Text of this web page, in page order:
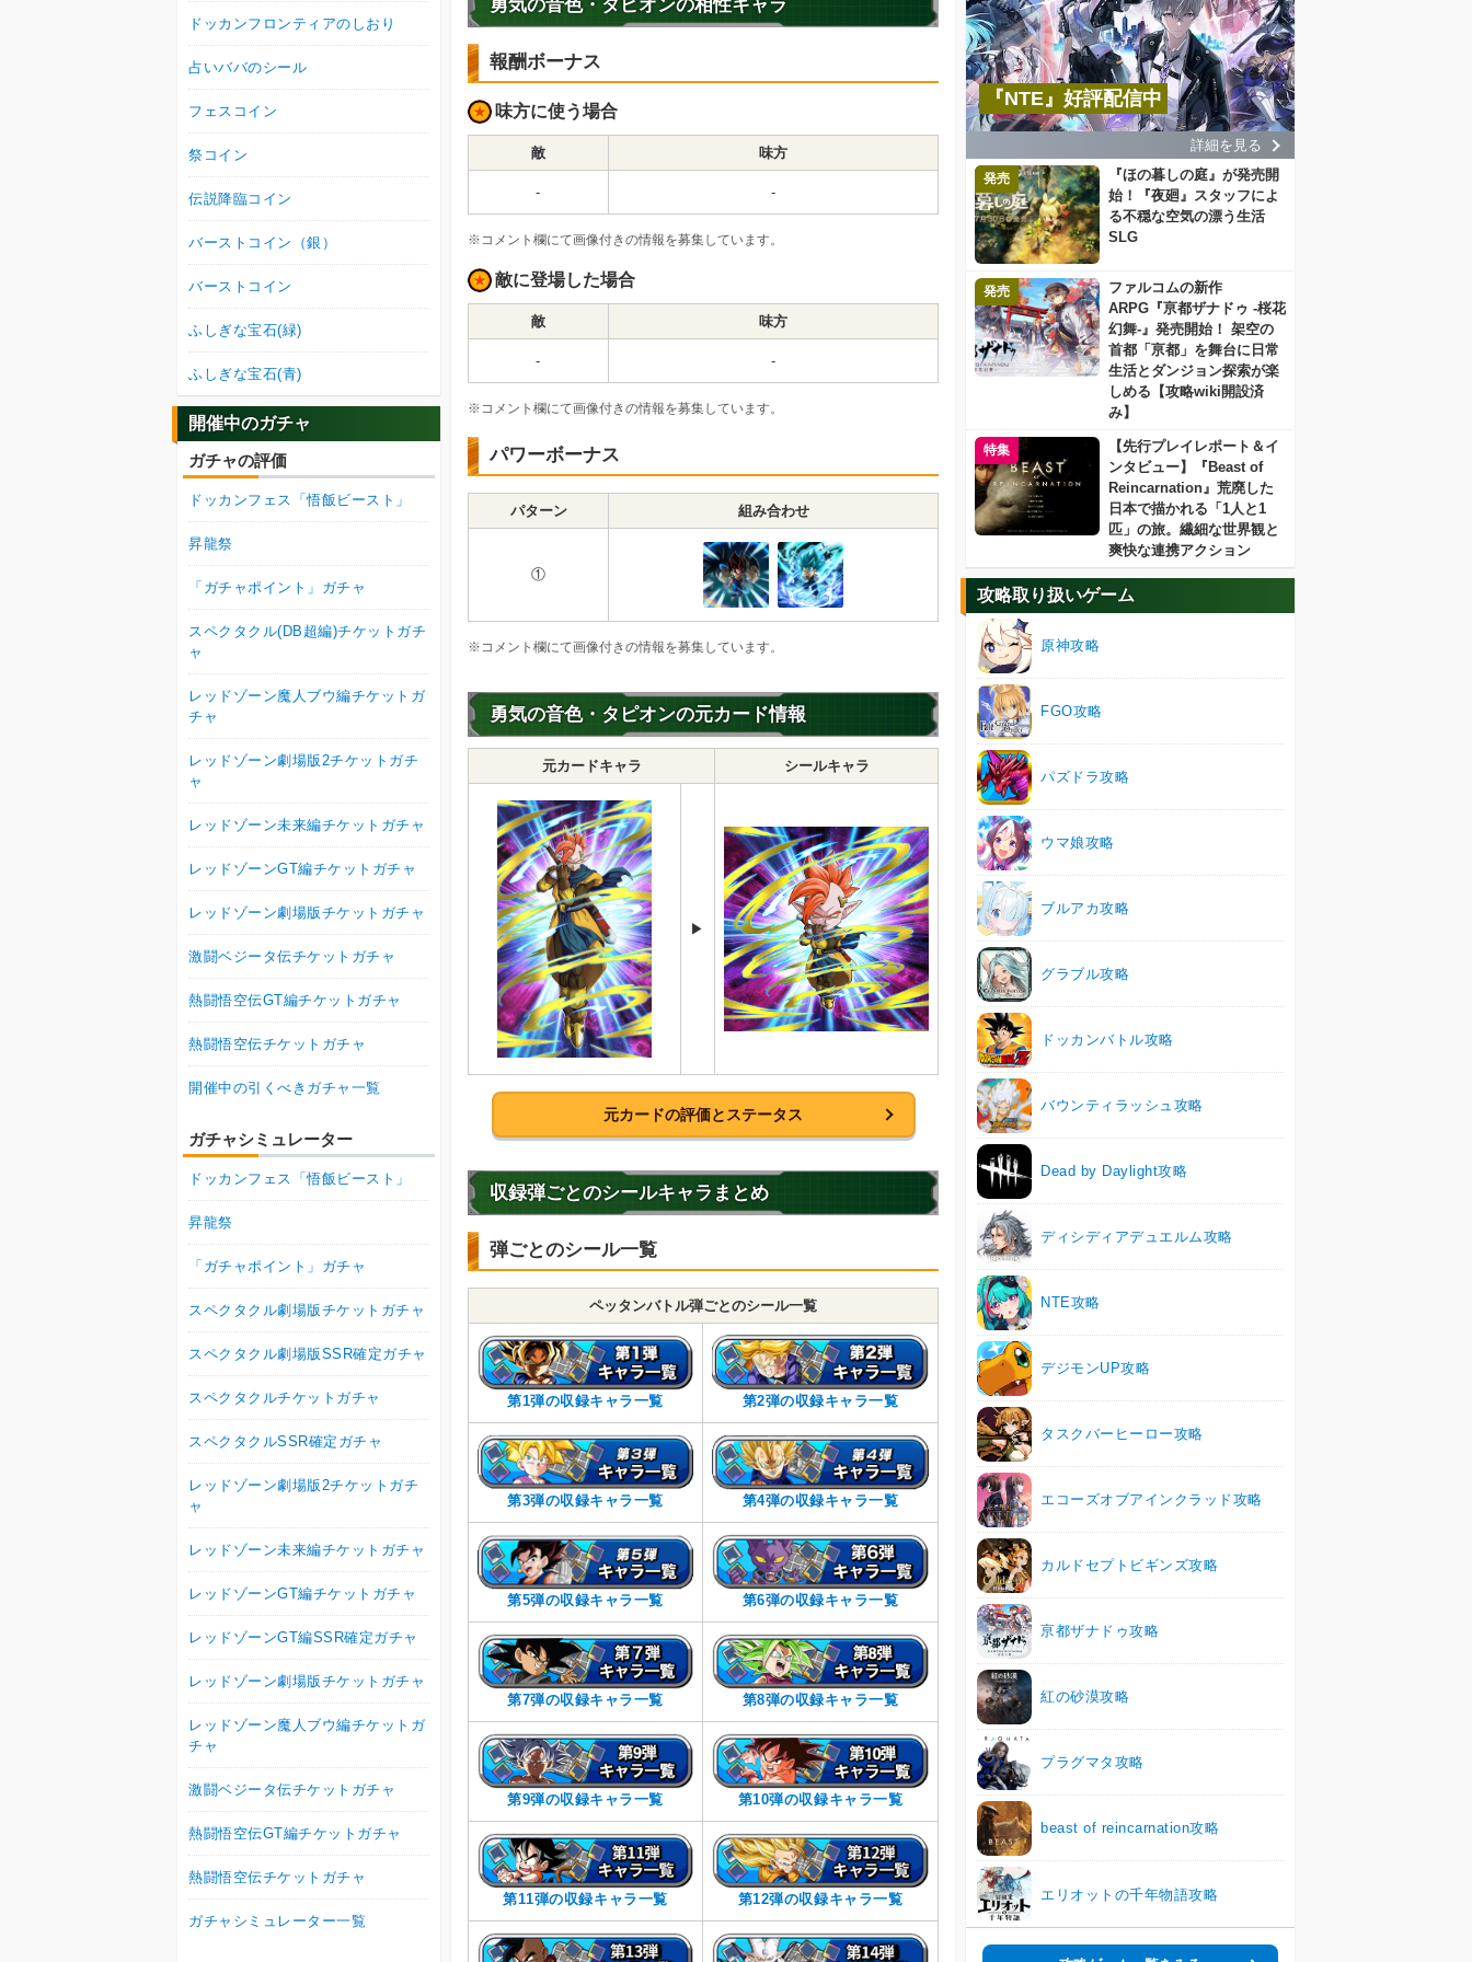
勇気の音色・タピオンの相性キャラ
報酬ボーナス
味方に使う場合
敵 味方
- -
※コメント欄にて画像付きの情報を募集しています。
敵に登場した場合
敵 味方
- -
※コメント欄にて画像付きの情報を募集しています。
パワーボーナス
パターン 組み合わせ
①
※コメント欄にて画像付きの情報を募集しています。
勇気の音色・タピオンの元カード情報
元カードキャラ シールキャラ
▶
元カードの評価とステータス
収録弾ごとのシールキャラまとめ
弾ごとのシール一覧
ペッタンバトル弾ごとのシール一覧
第1弾の収録キャラ一覧 第2弾の収録キャラ一覧
第3弾の収録キャラ一覧 第4弾の収録キャラ一覧
第5弾の収録キャラ一覧 第6弾の収録キャラ一覧
第7弾の収録キャラ一覧 第8弾の収録キャラ一覧
第9弾の収録キャラ一覧 第10弾の収録キャラ一覧
第11弾の収録キャラ一覧 第12弾の収録キャラ一覧
『NTE』好評配信中
詳細を見る
発売
『ほの暮しの庭』が発売開
始！『夜廻』スタッフによ
る不穏な空気の漂う生活
SLG
発売
ファルコムの新作
ARPG『亰都ザナドゥ -桜花
幻舞-』発売開始！ 架空の
首都「亰都」を舞台に日常
生活とダンジョン探索が楽
しめる【攻略wiki開設済
み】
特集
【先行プレイレポート＆イ
ンタビュー】『Beast of
Reincarnation』荒廃した
日本で描かれる「1人と1
匹」の旅。繊細な世界観と
爽快な連携アクション
攻略取り扱いゲーム
原神攻略
FGO攻略
パズドラ攻略
ウマ娘攻略
ブルアカ攻略
グラブル攻略
ドッカンバトル攻略
バウンティラッシュ攻略
Dead by Daylight攻略
ディシディアデュエルム攻略
NTE攻略
デジモンUP攻略
タスクバーヒーロー攻略
エコーズオブアインクラッド攻略
カルドセプトビギンズ攻略
亰都ザナドゥ攻略
紅の砂漠攻略
プラグマタ攻略
beast of reincarnation攻略
エリオットの千年物語攻略
ドッカンフロンティアのしおり
占いババのシール
フェスコイン
祭コイン
伝説降臨コイン
バーストコイン（銀）
バーストコイン
ふしぎな宝石(緑)
ふしぎな宝石(青)
開催中のガチャ
ガチャの評価
ドッカンフェス「悟飯ビースト」
昇龍祭
「ガチャポイント」ガチャ
スペクタクル(DB超編)チケットガチ
ャ
レッドゾーン魔人ブウ編チケットガ
チャ
レッドゾーン劇場版2チケットガチ
ャ
レッドゾーン未来編チケットガチャ
レッドゾーンGT編チケットガチャ
レッドゾーン劇場版チケットガチャ
激闘ベジータ伝チケットガチャ
熱闘悟空伝GT編チケットガチャ
熱闘悟空伝チケットガチャ
開催中の引くべきガチャ一覧
ガチャシミュレーター
ドッカンフェス「悟飯ビースト」
昇龍祭
「ガチャポイント」ガチャ
スペクタクル劇場版チケットガチャ
スペクタクル劇場版SSR確定ガチャ
スペクタクルチケットガチャ
スペクタクルSSR確定ガチャ
レッドゾーン劇場版2チケットガチ
ャ
レッドゾーン未来編チケットガチャ
レッドゾーンGT編チケットガチャ
レッドゾーンGT編SSR確定ガチャ
レッドゾーン劇場版チケットガチャ
レッドゾーン魔人ブウ編チケットガ
チャ
激闘ベジータ伝チケットガチャ
熱闘悟空伝GT編チケットガチャ
熱闘悟空伝チケットガチャ
ガチャシミュレーター一覧